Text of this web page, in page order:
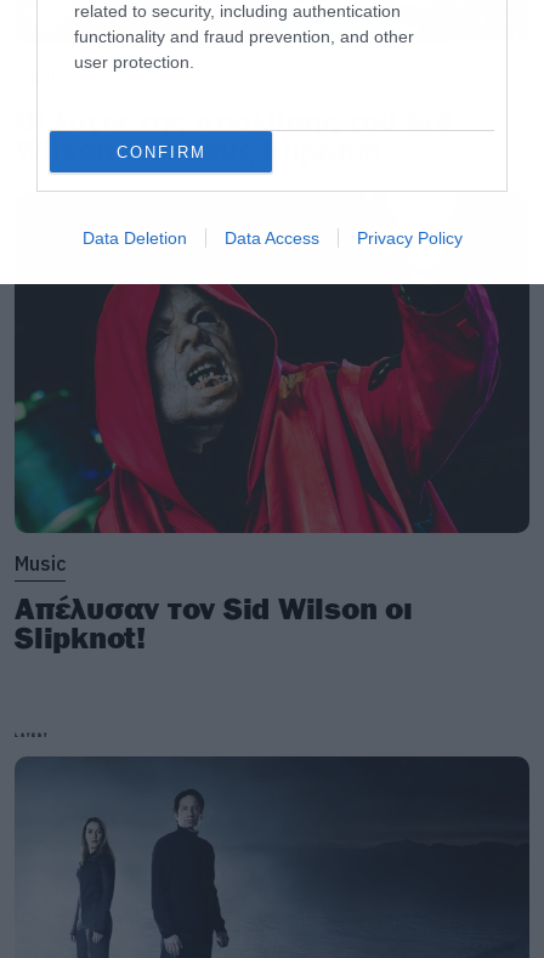
related to security, including authentication
functionality and fraud prevention, and other
user protection.
CONFIRM
Data Deletion Data Access Privacy Policy
Οι λόγοι της απόλυσης του Sid
Wilson από τους Slipknot
Music
Απέλυσαν τον Sid Wilson οι
Slipknot!
LATEST